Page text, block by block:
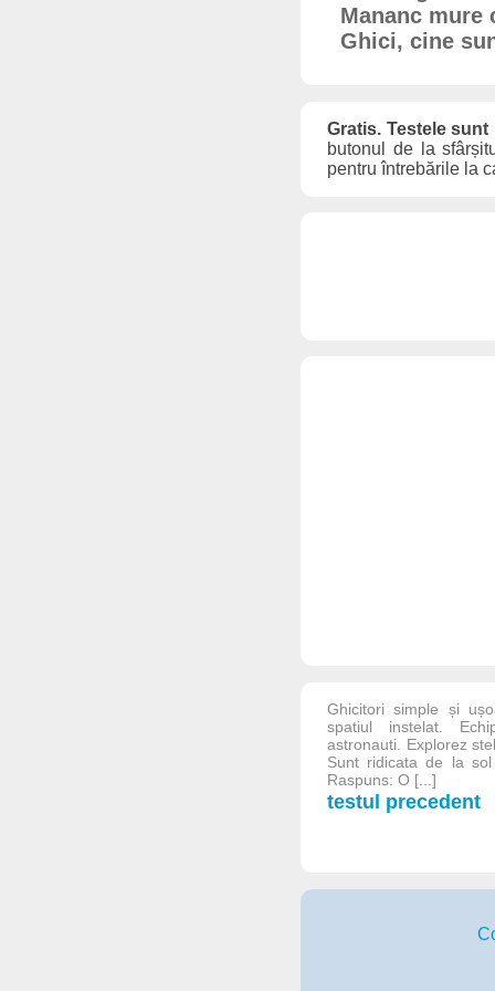
Mananc mure
Ghici, cine
Gratis. Testele sunt
butonul de la
pentru întrebările la
Ghicitori simple și
spatiul instelat.
astronauti. Explorez
Sunt ridicata de la
Raspuns: O [...]
testul precedent